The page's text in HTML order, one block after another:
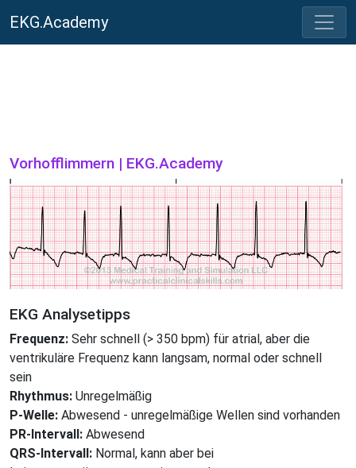
EKG.Academy
Vorhofflimmern | EKG.Academy
EKG Analysetipps
Frequenz: Sehr schnell (> 350 bpm) für atrial, aber die
ventrikuläre Frequenz kann langsam, normal oder schnell
sein
Rhythmus: Unregelmäßig
P-Welle: Abwesend - unregelmäßige Wellen sind vorhanden
PR-Intervall: Abwesend
QRS-Intervall: Normal, kann aber bei